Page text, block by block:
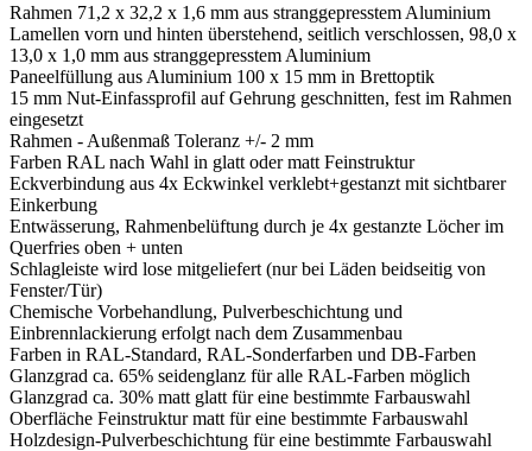
Rahmen 71,2 x 32,2 x 1,6 mm aus stranggepresstem Aluminium
Lamellen vorn und hinten überstehend, seitlich verschlossen, 98,0 x
13,0 x 1,0 mm aus stranggepresstem Aluminium
Paneelfüllung aus Aluminium 100 x 15 mm in Brettoptik
15 mm Nut-Einfassprofil auf Gehrung geschnitten, fest im Rahmen
eingesetzt
Rahmen - Außenmaß Toleranz +/- 2 mm
Farben RAL nach Wahl in glatt oder matt Feinstruktur
Eckverbindung aus 4x Eckwinkel verklebt+gestanzt mit sichtbarer
Einkerbung
Entwässerung, Rahmenbelüftung durch je 4x gestanzte Löcher im
Querfries oben + unten
Schlagleiste wird lose mitgeliefert (nur bei Läden beidseitig von
Fenster/Tür)
Chemische Vorbehandlung, Pulverbeschichtung und
Einbrennlackierung erfolgt nach dem Zusammenbau
Farben in RAL-Standard, RAL-Sonderfarben und DB-Farben
Glanzgrad ca. 65% seidenglanz für alle RAL-Farben möglich
Glanzgrad ca. 30% matt glatt für eine bestimmte Farbauswahl
Oberfläche Feinstruktur matt für eine bestimmte Farbauswahl
Holzdesign-Pulverbeschichtung für eine bestimmte Farbauswahl